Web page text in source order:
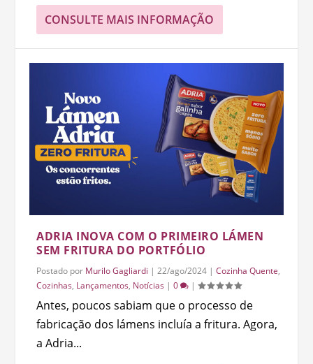
CONSULTE MAIS INFORMAÇÃO
ADRIA INOVA COM O PRIMEIRO LÁMEN
SEM FRITURA DO PORTFÓLIO
Postado por Murilo Gagliardi |22/ago/2024 |Cozinha Quente,
Cozinhas, Lançamentos, Notícias |0 |
Antes, poucos sabiam que o processo de
fabricação dos lámens incluía a fritura. Agora,
a Adria...